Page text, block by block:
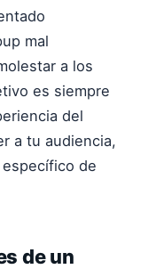
mal
a los
es siempre
del
a tu audiencia,
de
de un